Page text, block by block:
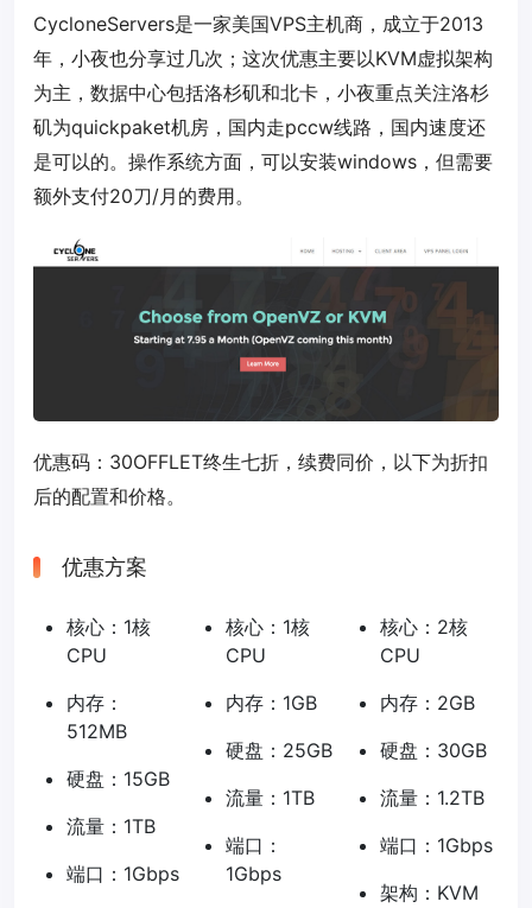
CycloneServers是一家美国VPS主机商，成立于2013
年，小夜也分享过几次；这次优惠主要以KVM虚拟架构
为主，数据中心包括洛杉矶和北卡，小夜重点关注洛杉
矶为quickpaket机房，国内走pccw线路，国内速度还
是可以的。操作系统方面，可以安装windows，但需要
额外支付20刀/月的费用。
优惠码： 30OFFLET终生七折，续费同价，以下为折扣
后的配置和价格。
优惠方案
核心：1核
CPU
内存：
512MB
硬盘：15GB
流量：1TB
端口：1Gbps
核心：1核
CPU
内存：1GB
硬盘：25GB
流量：1TB
端口：
1Gbps
核心：2核
CPU
内存：2GB
硬盘：30GB
流量：1.2TB
端口：1Gbps
架构：KVM